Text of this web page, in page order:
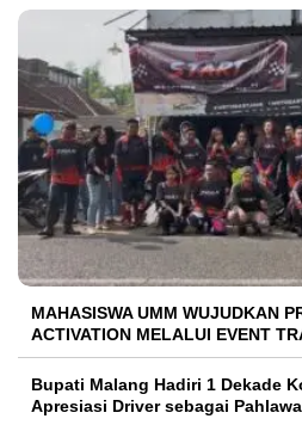
MAHASISWA UMM WUJUDKAN
ACTIVATION MELALUI EVENT
Bupati Malang Hadiri 1 Dekade
Apresiasi Driver sebagai